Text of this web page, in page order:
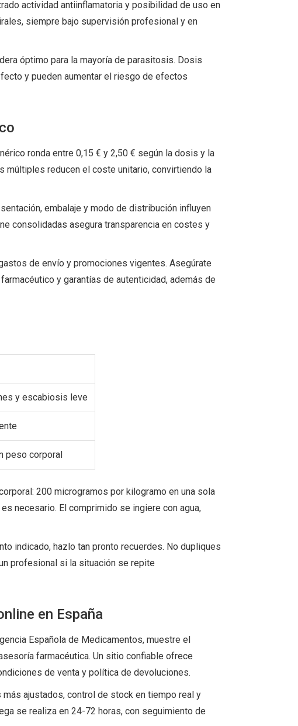
actividad antiinflamatoria y posibilidad de uso en
siempre bajo supervisión profesional y en
óptimo para la mayoría de parasitosis. Dosis
y pueden aumentar el riesgo de efectos
ronda entre 0,15 € y 2,50 € según la dosis y la
múltiples reducen el coste unitario, convirtiendo la
embalaje y modo de distribución influyen
consolidadas asegura transparencia en costes y
de envío y promociones vigentes. Asegúrate
y garantías de autenticidad, además de
y escabiosis leve
peso corporal
200 microgramos por kilogramo en una sola
necesario. El comprimido se ingiere con agua,
indicado, hazlo tan pronto recuerdes. No dupliques
profesional si la situación se repite
en España
Española de Medicamentos, muestre el
farmacéutica. Un sitio confiable ofrece
de venta y política de devoluciones.
ajustados, control de stock en tiempo real y
se realiza en 24-72 horas, con seguimiento de